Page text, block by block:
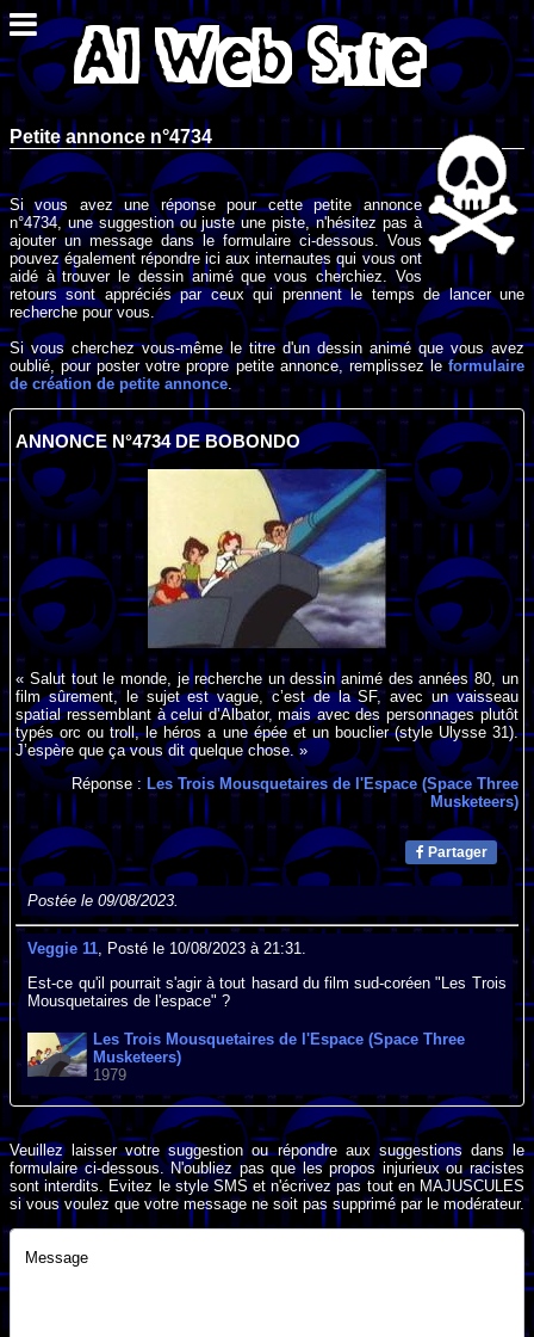
Petite annonce n°4734
Si vous avez une réponse pour cette petite annonce
n°4734, une suggestion ou juste une piste, n'hésitez pas à
ajouter un message dans le formulaire ci-dessous. Vous
pouvez également répondre ici aux internautes qui vous ont
aidé à trouver le dessin animé que vous cherchiez. Vos
retours sont appréciés par ceux qui prennent le temps de lancer une
recherche pour vous.
Si vous cherchez vous-même le titre d'un dessin animé que vous avez
oublié, pour poster votre propre petite annonce, remplissez leformulaire
de création de petite annonce .
ANNONCE N°4734 DE BOBONDO
« Salut tout le monde, je recherche un dessin animé des années 80, un
film sûrement, le sujet est vague, c’est de la SF, avec un vaisseau
spatial ressemblant à celui d’Albator, mais avec des personnages plutôt
typés orc ou troll, le héros a une épée et un bouclier (style Ulysse 31).
J’espère que ça vous dit quelque chose. »
Réponse : Les Trois Mousquetaires de l'Espace (Space Three
Musketeers)
Partager
Postée le 09/08/2023.
Veggie 11, Posté le 10/08/2023 à 21:31.
Est-ce qu'il pourrait s'agir à tout hasard du film sud-coréen "Les Trois
Mousquetaires de l'espace" ?
Les Trois Mousquetaires de l'Espace (Space Three
Musketeers)
1979
Veuillez laisser votre suggestion ou répondre aux suggestions dans le
formulaire ci-dessous. N'oubliez pas que les propos injurieux ou racistes
sont interdits. Evitez le style SMS et n'écrivez pas tout en MAJUSCULES
si vous voulez que votre message ne soit pas supprimé par le modérateur.
Message